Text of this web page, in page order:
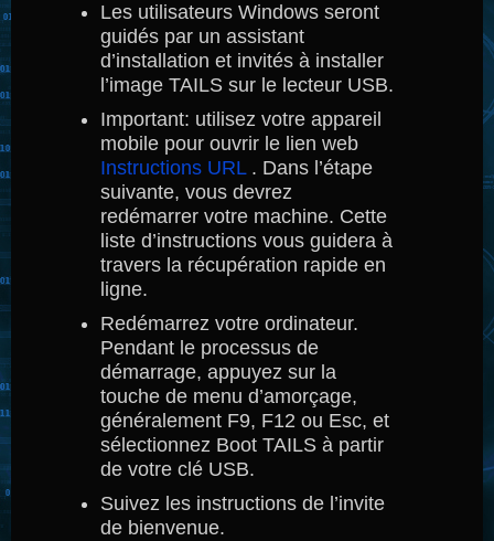
Les utilisateurs Windows seront
guidés par un assistant
d’installation et invités à installer
l’image TAILS sur le lecteur USB.
Important: utilisez votre appareil
mobile pour ouvrir le lien web
Instructions URL. Dans l’étape
suivante, vous devrez
redémarrer votre machine. Cette
liste d’instructions vous guidera à
travers la récupération rapide en
ligne.
Redémarrez votre ordinateur.
Pendant le processus de
démarrage, appuyez sur la
touche de menu d’amorçage,
généralement F9, F12 ou Esc, et
sélectionnez Boot TAILS à partir
de votre clé USB.
Suivez les instructions de l’invite
de bienvenue.